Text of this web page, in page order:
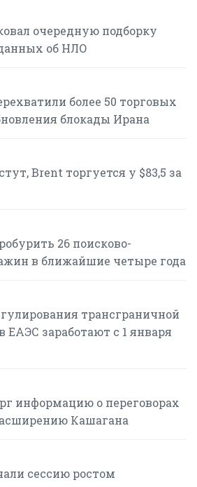
очередную подборку
об НЛО
более 50 торговых
блокады Ирана
Brent торгуется у $83,5 за
26 поисково-
в ближайшие четыре года
трансграничной
ЕАЭС заработают с 1 января
информацию о переговорах
Кашагана
сессию ростом